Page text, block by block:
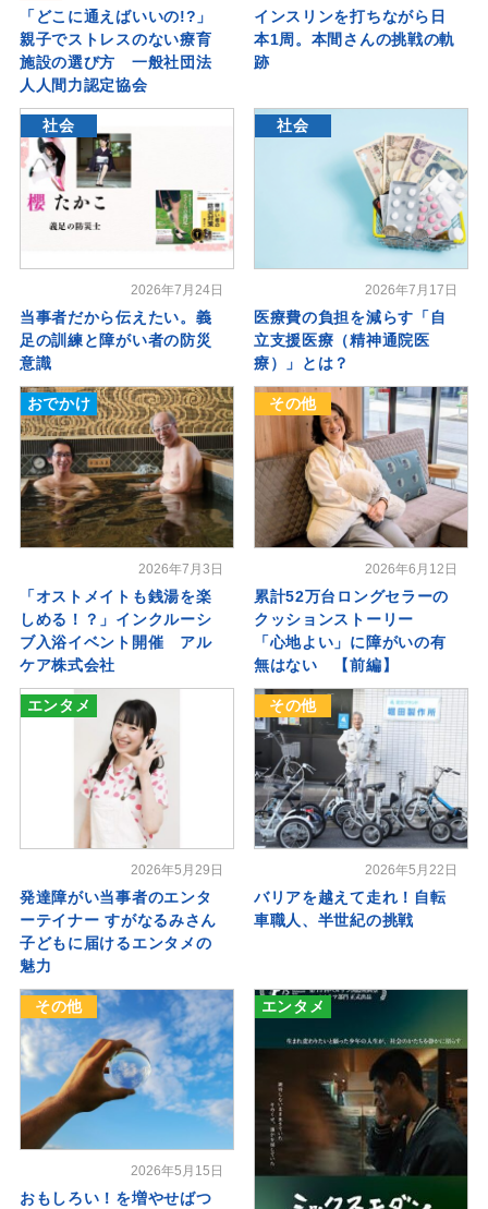
「どこに通えばいいの!?」
親子でストレスのない療育
施設の選び方 一般社団法
人人間力認定協会
インスリンを打ちながら日
本1周。本間さんの挑戦の軌
跡
社会
2026年7月24日
当事者だから伝えたい。義
足の訓練と障がい者の防災
意識
社会
2026年7月17日
医療費の負担を減らす「自
立支援医療（精神通院医
療）」とは？
おでかけ
2026年7月3日
「オストメイトも銭湯を楽
しめる！？」インクルーシ
ブ入浴イベント開催 アル
ケア株式会社
その他
2026年6月12日
累計52万台ロングセラーの
クッションストーリー
「心地よい」に障がいの有
無はない 【前編】
エンタメ
2026年5月29日
発達障がい当事者のエンタ
ーテイナー すがなるみさん
子どもに届けるエンタメの
魅力
その他
2026年5月22日
バリアを越えて走れ！自転
車職人、半世紀の挑戦
その他
2026年5月15日
おもしろい！を増やせばつ
エンタメ